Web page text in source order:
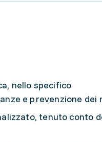
nello specifico
e prevenzione dei
tenuto conto